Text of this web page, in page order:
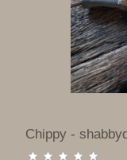
Chippy -